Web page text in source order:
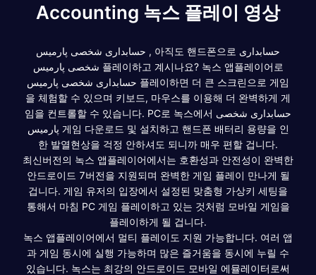
Accounting 녹스 플레이 영상
حسابداری شخصی پارمیس , 아직도 핸드폰으로 حسابداری
شخصی پارمیس 플레이하고 계시나요? 녹스 앱플레이어로
حسابداری شخصی پارمیس 플레이하면 더 큰 스크린으로 게임
을 체험할 수 있으며 키보드, 마우스를 이용해 더 완벽하게 게
임을 컨트롤할 수 있습니다. PC로 녹스에서 حسابداری شخصی
پارمیس 게임 다운로드 및 설치하고 핸드폰 배터리 용량을 인
한 발열현상을 걱정 안하셔도 되니까 매우 편할 겁니다.
최신버전의 녹스 앱플레이어에서는 호환성과 안전성이 완벽한
안드로이드 7버전을 지원되며 완벽한 게임 플레이 만나게 될
겁니다. 게임 유저의 입장에서 설정된 맞춤형 가상키 세팅을
통해서 마침 PC 게임 플레이하고 있는 것처럼 모바일 게임을
플레이하게 될 겁니다.
녹스 앱플레이어에서 멀티 플레이도 지원 가능합니다. 여러 앱
과 게임 동시에 실행 가능하며 많은 즐거움을 동시에 누릴 수
있습니다. 녹스는 최강의 안드로이드 모바일 에뮬레이터로써